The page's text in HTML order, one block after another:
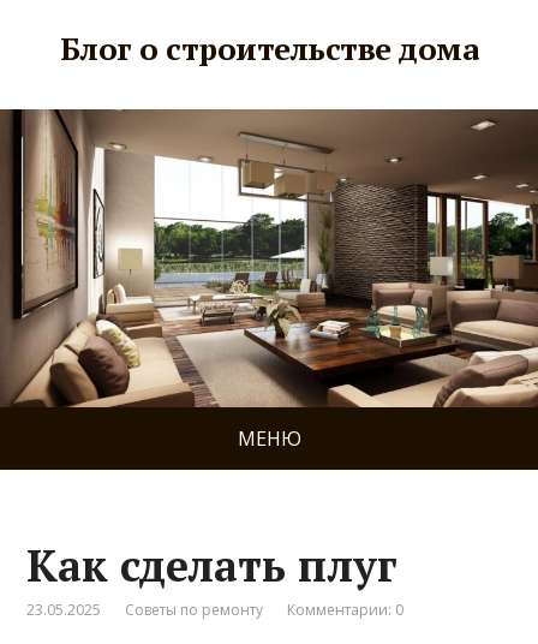
Блог о строительстве дома
МЕНЮ
Как сделать плуг
23.05.2025 Советы по ремонту Комментарии: 0